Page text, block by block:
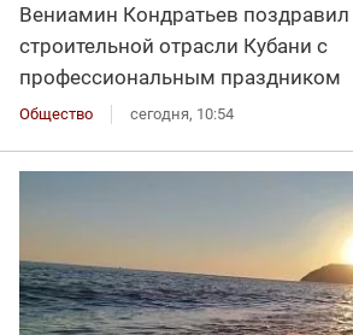
Вениамин Кондратьев поздравил
строительной отрасли Кубани с
профессиональным праздником
Общество сегодня, 10:54